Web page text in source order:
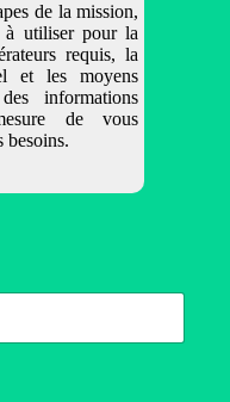
de la mission,
à utiliser pour la
requis, la
et les moyens
informations
de vous
besoins.